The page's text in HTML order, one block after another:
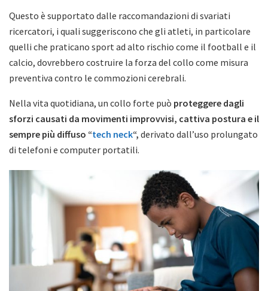
Questo è supportato dalle raccomandazioni di svariati
ricercatori, i quali suggeriscono che gli atleti, in particolare
quelli che praticano sport ad alto rischio come il football e il
calcio, dovrebbero costruire la forza del collo come misura
preventiva contro le commozioni cerebrali.
Nella vita quotidiana, un collo forte può proteggere dagli
sforzi causati da movimenti improvvisi, cattiva postura e il
sempre più diffuso “tech neck“, derivato dall’uso prolungato
di telefoni e computer portatili.